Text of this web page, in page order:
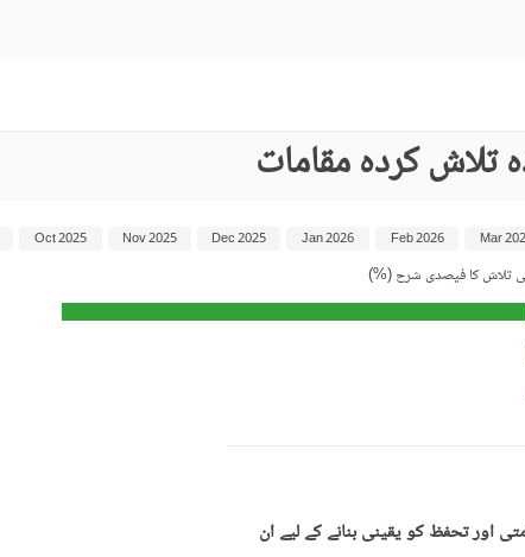
کردہ مقامات
تلاش کا فیصدی شرح (%)
Mar
Feb 2026
Jan 2026
Dec 2025
Nov 2025
Oct 2025
اور تحفظ کو یقینی بنانے کے لیے ان